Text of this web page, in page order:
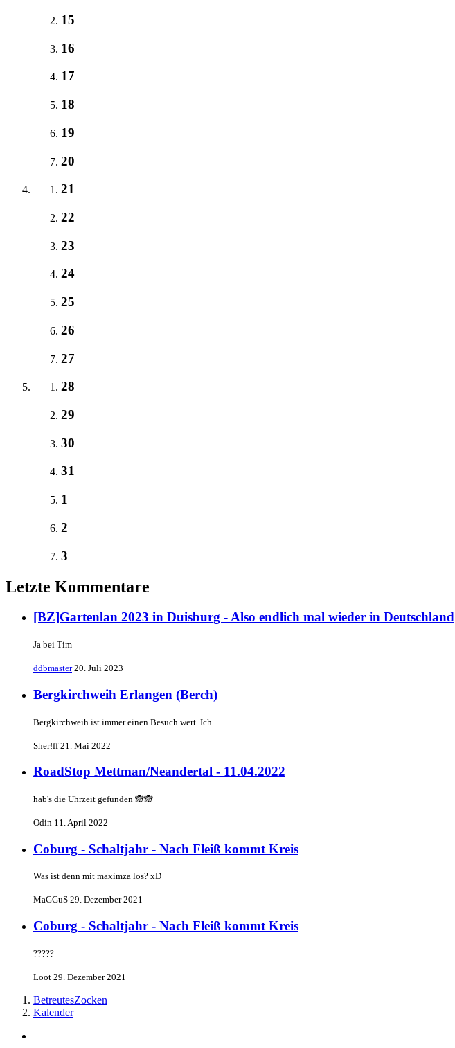
15
16
17
18
19
20
21
22
23
24
25
26
27
28
29
30
31
1
2
3
Letzte Kommentare
[BZ]Gartenlan 2023 in Duisburg - Also endlich mal wieder in Deutschland
Ja bei Tim
ddbmaster 20. Juli 2023
Bergkirchweih Erlangen (Berch)
Bergkirchweih ist immer einen Besuch wert. Ich…
Sher!ff21. Mai 2022
RoadStop Mettman/Neandertal - 11.04.2022
hab's die Uhrzeit gefunden 🙈🙈
Odin 11. April 2022
Coburg - Schaltjahr - Nach Fleiß kommt Kreis
Was ist denn mit maximza los? xD
MaGGuS 29. Dezember 2021
Coburg - Schaltjahr - Nach Fleiß kommt Kreis
?????
Loot 29. Dezember 2021
BetreutesZocken
Kalender